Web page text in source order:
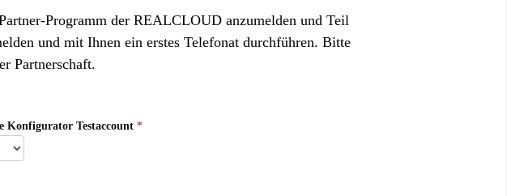
Programm der REALCLOUD anzumelden und Teil
und mit Ihnen ein erstes Telefonat durchführen. Bitte
Partnerschaft.
Konfigurator Testaccount *